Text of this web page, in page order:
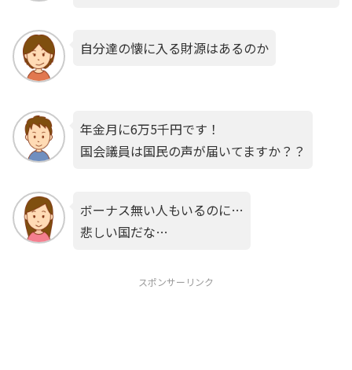
自分達の懐に入る財源はあるのか
年金月に6万5千円です！
国会議員は国民の声が届いてますか？？
ボーナス無い人もいるのに…
悲しい国だな…
スポンサーリンク